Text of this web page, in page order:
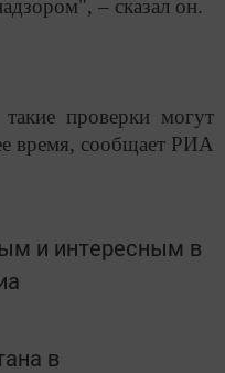
– сказал он.
проверки могут
время, сообщает РИА
и интересным в
в